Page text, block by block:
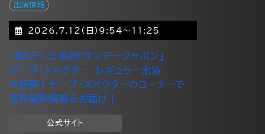
出演情報
2026.7.12(日)9:54～11:25
TBSテレビ系列「サンデージャポン」
デーブ・スペクター レギュラー出演
大好評！デーブ・スペクターのコーナーで
海外最新情報をお届け！
公式サイト